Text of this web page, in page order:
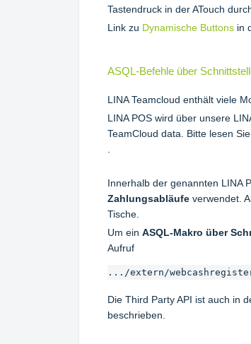
Tastendruck in der ATouch
Link zu Dynamische Buttons in
ASQL-Befehle über
LINA Teamcloud enthält viele
LINA POS wird über unsere
TeamCloud data. Bitte lesen
.
Innerhalb der genannten LINA
Zahlungsabläufe verwendet.
Tische.
Um ein ASQL-Makro über
Aufruf
.../extern/
Die Third Party API ist auch in
beschrieben.